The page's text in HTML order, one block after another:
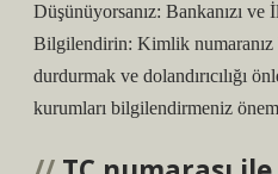
Düşünüyorsanız: Bankanızı
Bilgilendirin: Kimlik numaranız
durdurmak ve dolandırıcılığı
kurumları bilgilendirmeniz